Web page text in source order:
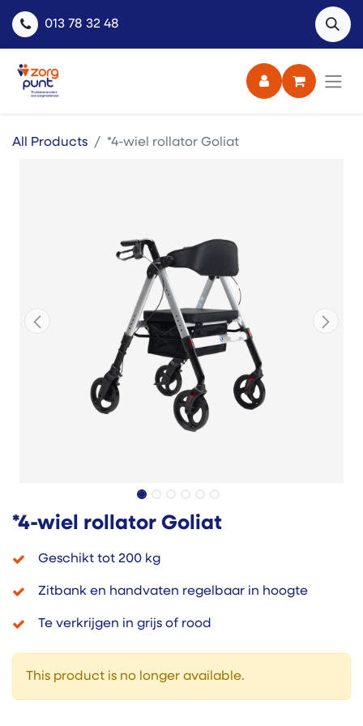
013 78 32 48
All Products *4-wiel rollator Goliat
*4-wiel rollator Goliat
Geschikt tot 200 kg
Zitbank en handvaten regelbaar in hoogte
Te verkrijgen in grijs of rood
This product is no longer available.